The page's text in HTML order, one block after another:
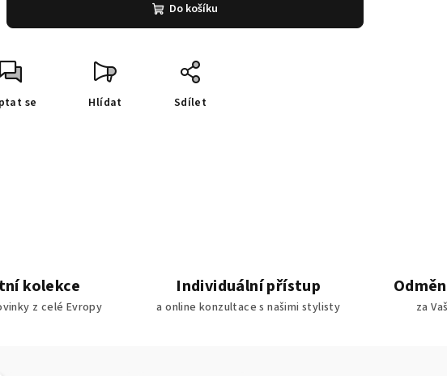
Do košíku
se Hlídat Sdílet
kolekce
z celé Evropy
Individuální přístup
a online konzultace s našimi stylisty za